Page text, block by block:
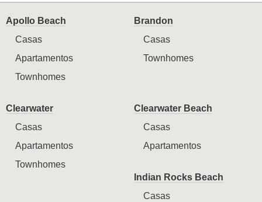
Apollo Beach
Casas
Apartamentos
Townhomes
Brandon
Casas
Townhomes
Clearwater
Casas
Apartamentos
Townhomes
Clearwater Beach
Casas
Apartamentos
Indian Rocks Beach
Casas